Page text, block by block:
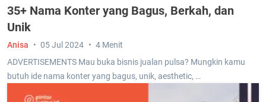
35+ Nama Konter yang Bagus, Berkah, dan
Unik
ADVERTISEMENTS Mau buka bisnis jualan pulsa? Mungkin kamu
butuh ide nama konter yang bagus, unik, aesthetic, …
Anisa 05 Jul 2024 4 Menit